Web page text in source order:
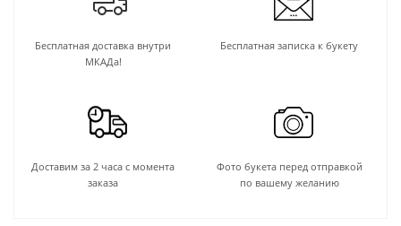
Бесплатная доставка внутри
МКАДа!
Бесплатная записка к букету
Доставим за 2 часа с момента
заказа
Фото букета перед отправкой
по вашему желанию